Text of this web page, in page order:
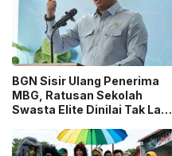
BGN Sisir Ulang Penerima
MBG, Ratusan Sekolah
Swasta Elite Dinilai Tak Lagi